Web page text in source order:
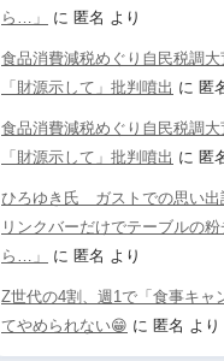
ら…」
に 匿名 より
食品消費減税めぐり自民税調
「財源示して」批判噴出 に 匿
食品消費減税めぐり自民税調
「財源示して」批判噴出 に 匿
ひろゆき氏 ガストでの思い出
リンクバーだけでテーブルの
ら…」
に 匿名 より
Z世代の4割、週1で「食事キャ
てやめられない😁 に 匿名 より